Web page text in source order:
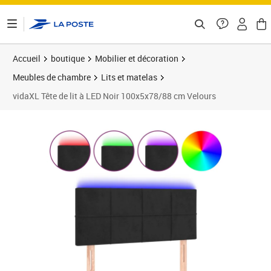
Accueil boutique
Mobilier et décoration
Meubles de chambre
Lits et matelas
vidaXL Tête de lit à LED Noir 100x5x78/88 cm Velours